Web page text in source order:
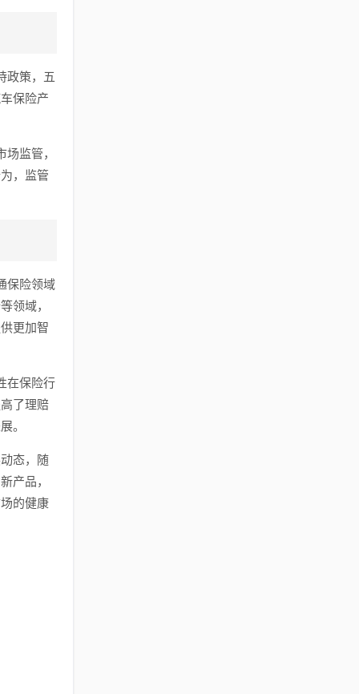
政策，五
保险产
监管，
，监管
保险领域
领域，
更加智
在保险行
了理赔
。
态，随
产品，
的健康